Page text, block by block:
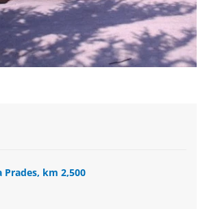
km 2,500